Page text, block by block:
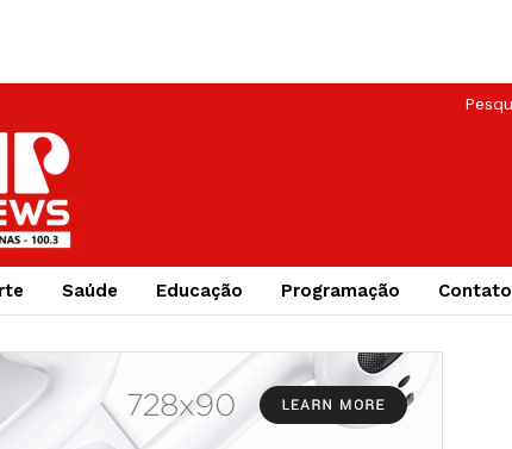
Saúde Educação Programação Contato